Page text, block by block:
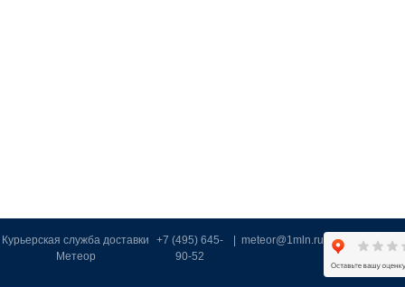
Курьерская служба доставки
Метеор
+7 (495) 645-
90-52
|meteor@1mln.ru